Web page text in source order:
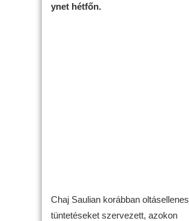
ynet hétfőn.
Chaj Saulian korábban oltásellenes
tüntetéseket szervezett, azokon